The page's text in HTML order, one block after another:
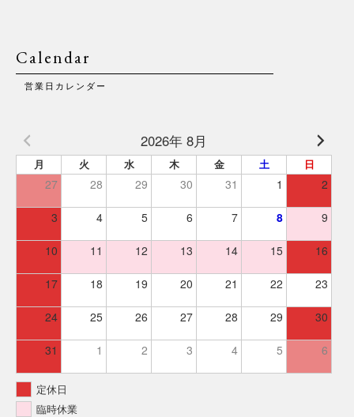
Calendar
営業日カレンダー
2026年 8月
月 火 水 木 金 土 日
27 28 29 30 31 1 2
3 4 5 6 7 8 9
10 11 12 13 14 15 16
17 18 19 20 21 22 23
24 25 26 27 28 29 30
31 1 2 3 4 5 6
定休日
臨時休業